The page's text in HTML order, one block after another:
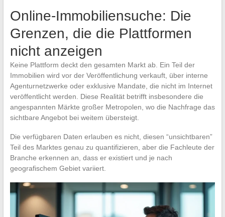
Online-Immobiliensuche: Die
Grenzen, die die Plattformen
nicht anzeigen
Keine Plattform deckt den gesamten Markt ab. Ein Teil der
Immobilien wird vor der Veröffentlichung verkauft, über interne
Agenturnetzwerke oder exklusive Mandate, die nicht im Internet
veröffentlicht werden. Diese Realität betrifft insbesondere die
angespannten Märkte großer Metropolen, wo die Nachfrage das
sichtbare Angebot bei weitem übersteigt.
Die verfügbaren Daten erlauben es nicht, diesen “unsichtbaren”
Teil des Marktes genau zu quantifizieren, aber die Fachleute der
Branche erkennen an, dass er existiert und je nach
geografischem Gebiet variiert.